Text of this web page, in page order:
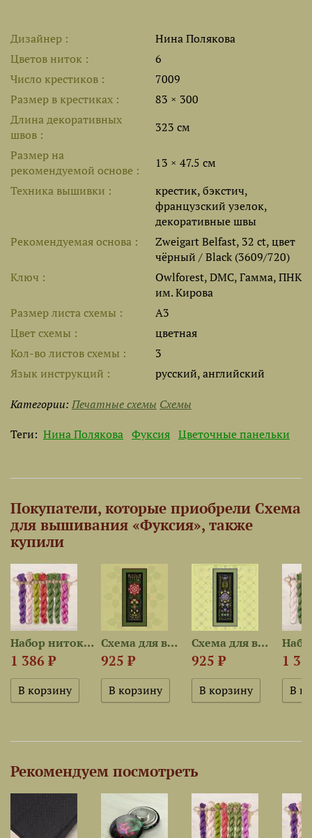
Дизайнер
Нина Полякова
Цветов ниток
6
Число крестиков
7009
Размер в крестиках
83 × 300
Длина декоративных
швов
323 см
Размер на
рекомендуемой основе
13 × 47.5 см
Техника вышивки
крестик, бэкстич,
французский узелок,
декоративные швы
Рекомендуемая основа
Zweigart Belfast, 32 ct, цвет
чёрный / Black (3609/720)
Ключ
Owlforest, DMC, Гамма, ПНК
им. Кирова
Размер листа cхемы
A3
Цвет схемы
цветная
Кол-во листов схемы
3
Язык инструкций
русский, английский
Категории: Печатные схемы Схемы
Теги: Нина Полякова Фуксия Цветочные панельки
Покупатели, которые приобрели Схема
для вышивания «Фуксия», также
купили
Набор ниток OwlForest для...
1 386 ₽
Схема для вышивания «Камелия»
925 ₽
Схема для вышивания «Ипомея»
925 ₽ 1
Рекомендуем посмотреть